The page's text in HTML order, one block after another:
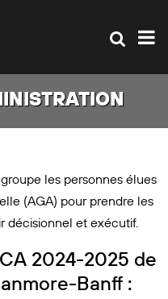
les personnes élues
(AGA) pour prendre les
décisionnel et exécutif.
2024-2025 de
Banff :